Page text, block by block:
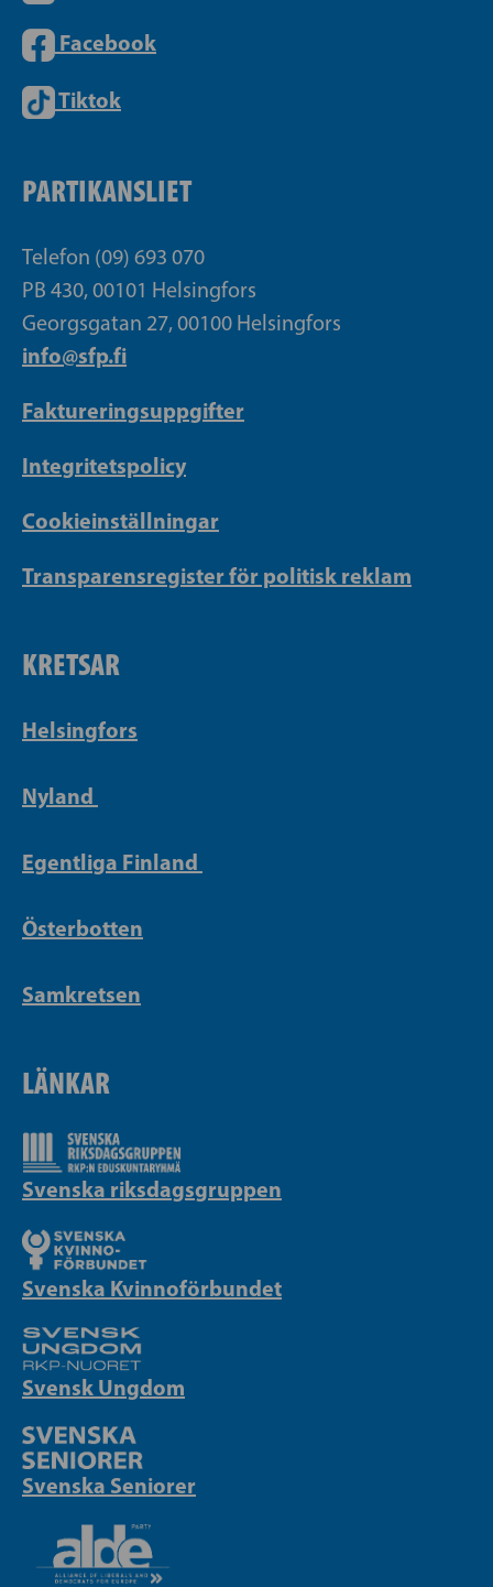
Facebook
Tiktok
PARTIKANSLIET
Telefon (09) 693 070
PB 430, 00101 Helsingfors
Georgsgatan 27, 00100 Helsingfors
info@sfp.fi
Faktureringsuppgifter
Integritetspolicy
Cookieinställningar
Transparensregister för politisk reklam
KRETSAR
Helsingfors
Nyland
Egentliga Finland
Österbotten
Samkretsen
LÄNKAR
Svenska riksdagsgruppen
Svenska Kvinnoförbundet
Svensk Ungdom
Svenska Seniorer